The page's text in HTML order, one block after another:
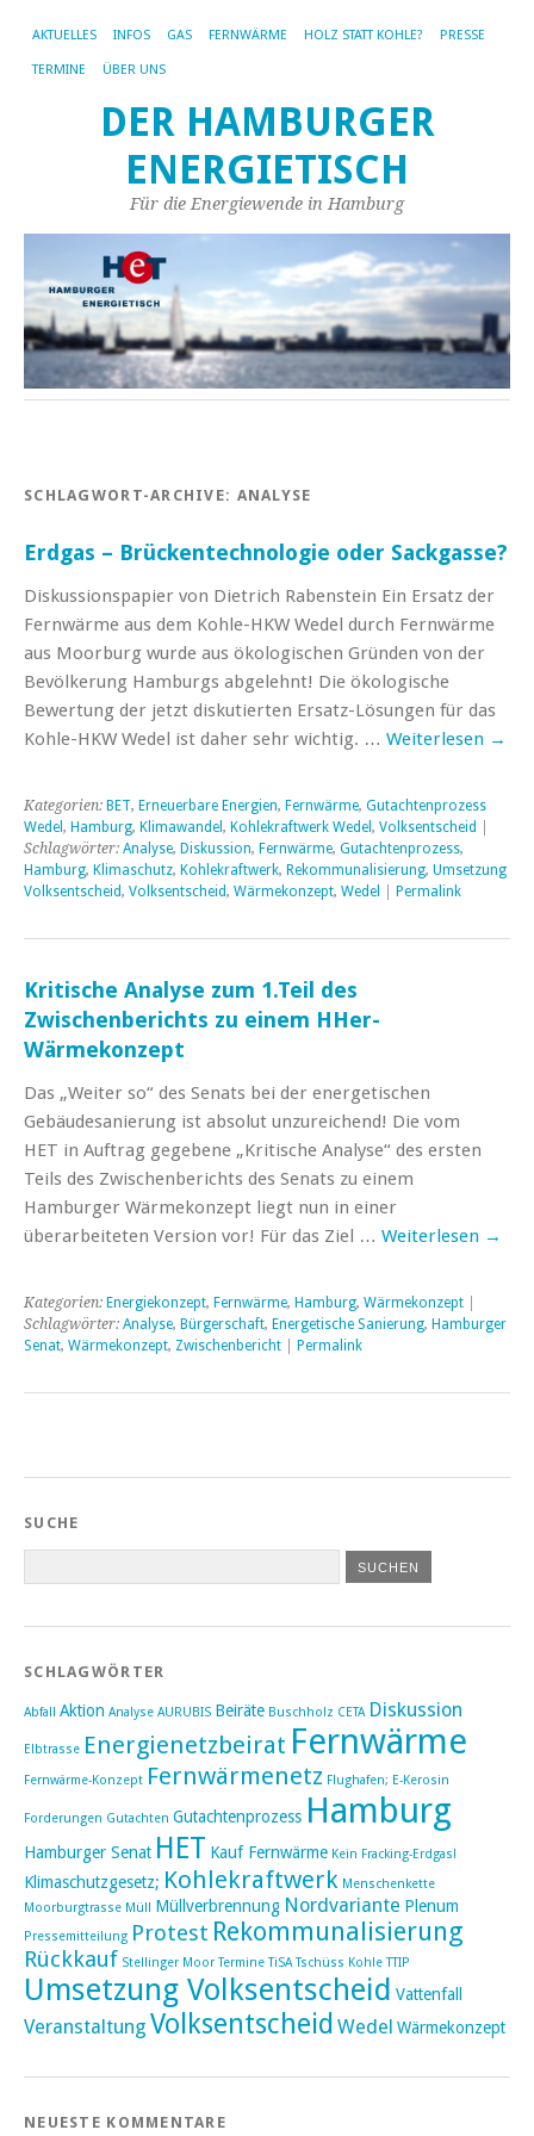
AKTUELLES INFOS GAS FERNWÄRME HOLZ STATT KOHLE? PRESSE
TERMINE ÜBER UNS
DER HAMBURGER
ENERGIETISCH
Für die Energiewende in Hamburg
SCHLAGWORT-ARCHIVE: ANALYSE
Erdgas – Brückentechnologie oder Sackgasse?
Diskussionspapier von Dietrich Rabenstein Ein Ersatz der
Fernwärme aus dem Kohle-HKW Wedel durch Fernwärme
aus Moorburg wurde aus ökologischen Gründen von der
Bevölkerung Hamburgs abgelehnt! Die ökologische
Bewertung der jetzt diskutierten Ersatz-Lösungen für das
Kohle-HKW Wedel ist daher sehr wichtig. … Weiterlesen →
Kategorien: BET, Erneuerbare Energien, Fernwärme, Gutachtenprozess
Wedel , Hamburg, Klimawandel , Kohlekraftwerk Wedel , Volksentscheid
Schlagwörter: Analyse, Diskussion, Fernwärme, Gutachtenprozess,
Hamburg, Klimaschutz, Kohlekraftwerk, Rekommunalisierung, Umsetzung
Volksentscheid, Volksentscheid, Wärmekonzept, Wedel Permalink
Kritische Analyse zum 1.Teil des
Zwischenberichts zu einem HHer-
Wärmekonzept
Das „Weiter so“ des Senats bei der energetischen
Gebäudesanierung ist absolut unzureichend! Die vom
HET in Auftrag gegebene „Kritische Analyse“ des ersten
Teils des Zwischenberichts des Senats zu einem
Hamburger Wärmekonzept liegt nun in einer
überarbeiteten Version vor! Für das Ziel … Weiterlesen →
Kategorien: Energiekonzept, Fernwärme, Hamburg, Wärmekonzept
Schlagwörter: Analyse, Bürgerschaft, Energetische Sanierung, Hamburger
Senat, Wärmekonzept, Zwischenbericht Permalink
SUCHE
SCHLAGWÖRTER
Abfall Aktion Analyse AURUBIS Beiräte Buschholz CETA Diskussion
Elbtrasse Energienetzbeirat Fernwärme
Fernwärme-Konzept Fernwärmenetz Flughafen; E-Kerosin
Forderungen Gutachten Gutachtenprozess Hamburg
Hamburger Senat HET Kauf Fernwärme Kein Fracking-Erdgas!
Klimaschutzgesetz; Kohlekraftwerk Menschenkette
Moorburgtrasse Müll Müllverbrennung Nordvariante Plenum
Pressemitteilung Protest Rekommunalisierung
Rückkauf Stellinger Moor Termine TiSA Tschüss Kohle TTIP
Umsetzung Volksentscheid Vattenfall
Veranstaltung Volksentscheid Wedel Wärmekonzept
NEUESTE KOMMENTARE